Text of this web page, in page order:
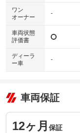
ワン
オーナー
-
車両状態
評価書
ディーラ
ー車
-
車両保証
12ヶ月 保証